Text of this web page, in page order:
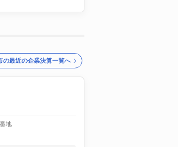
の最近の企業決算一覧へ
地